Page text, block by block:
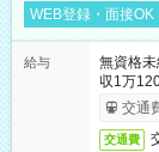
WEB登録・面接OK
給与
無資格
収1万
交通
交通費